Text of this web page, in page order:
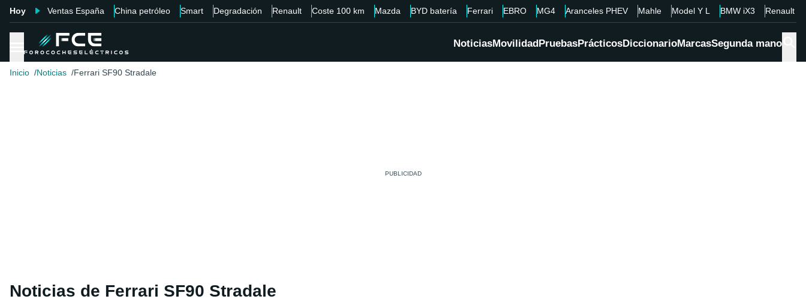
Hoy Ventas España China petróleo Smart Degradación Renault Coste 100 km Mazda BYD batería Ferrari EBRO MG4 Aranceles PHEV Mahle Model Y L BMW iX3 Renault
NoticiasMovilidadPruebasPrácticosDiccionarioMarcasSegunda mano
Inicio Noticias Ferrari SF90 Stradale
Noticias de Ferrari SF90 Stradale